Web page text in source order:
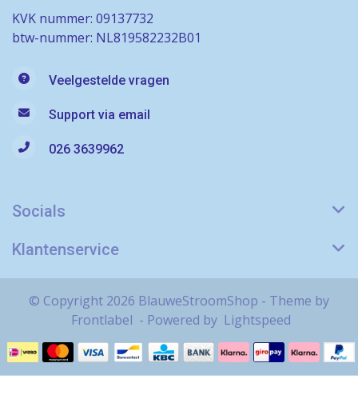
KVK nummer: 09137732
btw-nummer: NL819582232B01
Veelgestelde vragen
Support via email
026 3639962
Socials
Klantenservice
© Copyright 2026 BlauweStroomShop - Theme by
Frontlabel - Powered by Lightspeed